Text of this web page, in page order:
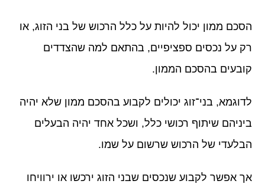
הסכם ממון יכול להיות על כלל הרכוש של בני הזוג, או
רק על נכסים ספציפיים, בהתאם למה שהצדדים
קובעים בהסכם הממון.
לדוגמא, בני־זוג יכולים לקבוע בהסכם ממון שלא יהיה
ביניהם שיתוף רכושי כלל, ושכל אחד יהיה הבעלים
הבלעדי של הרכוש שרשום על שמו.
אך אפשר לקבוע שנכסים שבני הזוג ירכשו או ירוויחו